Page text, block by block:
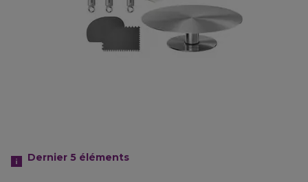
Dernier 5 éléments